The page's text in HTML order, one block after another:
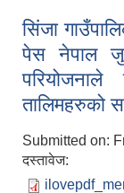
सिंजा
पेस नेपाल
तालिमहरुको
Submitted on:
दस्तावेज: